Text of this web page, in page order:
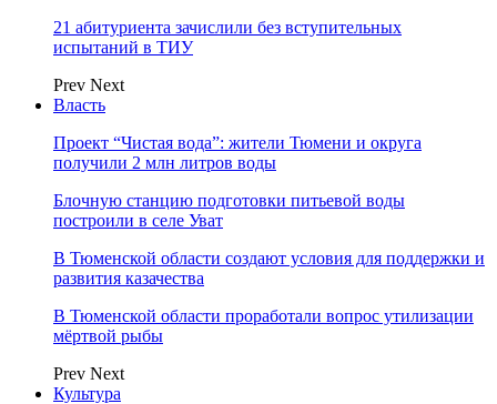
21 абитуриента зачислили без вступительных
испытаний в ТИУ
Prev Next
Власть
Проект “Чистая вода”: жители Тюмени и округа
получили 2 млн литров воды
Блочную станцию подготовки питьевой воды
построили в селе Уват
В Тюменской области создают условия для поддержки и
развития казачества
В Тюменской области проработали вопрос утилизации
мёртвой рыбы
Prev Next
Культура